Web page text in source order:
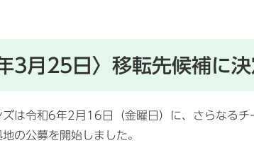
3月25日〉移転先候補に決
は令和6年2月16日（金曜日）に、さらなるチ
の公募を開始しました。